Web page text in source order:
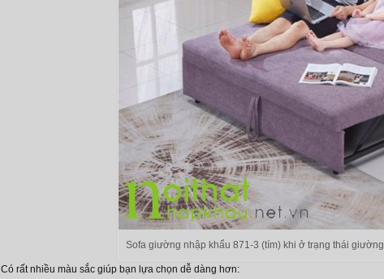
Sofa giường nhập khẩu 871-3 (tím) khi ở trạng thái giường
Có rất nhiều màu sắc giúp bạn lựa chọn dễ dàng hơn: